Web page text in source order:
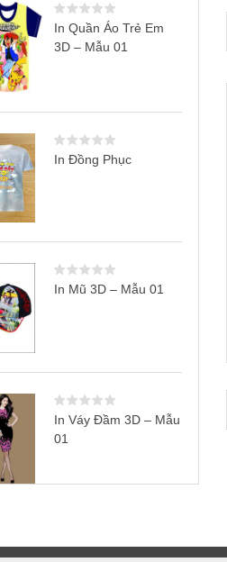
In Quần Áo Trẻ Em
3D – Mẫu 01
In Đồng Phục
In Mũ 3D – Mẫu 01
In Váy Đầm 3D – Mẫu
01